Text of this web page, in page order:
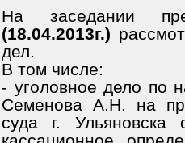
На заседании
(18.04.2013г.)
дел.
В том числе:
- уголовное дело по
Семенова А.Н. на
суда г.